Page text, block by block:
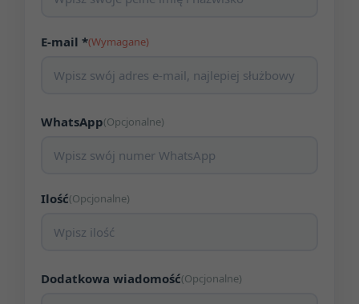
E-mail *(Wymagane)
WhatsApp(Opcjonalne)
Ilość(Opcjonalne)
Dodatkowa wiadomość(Opcjonalne)